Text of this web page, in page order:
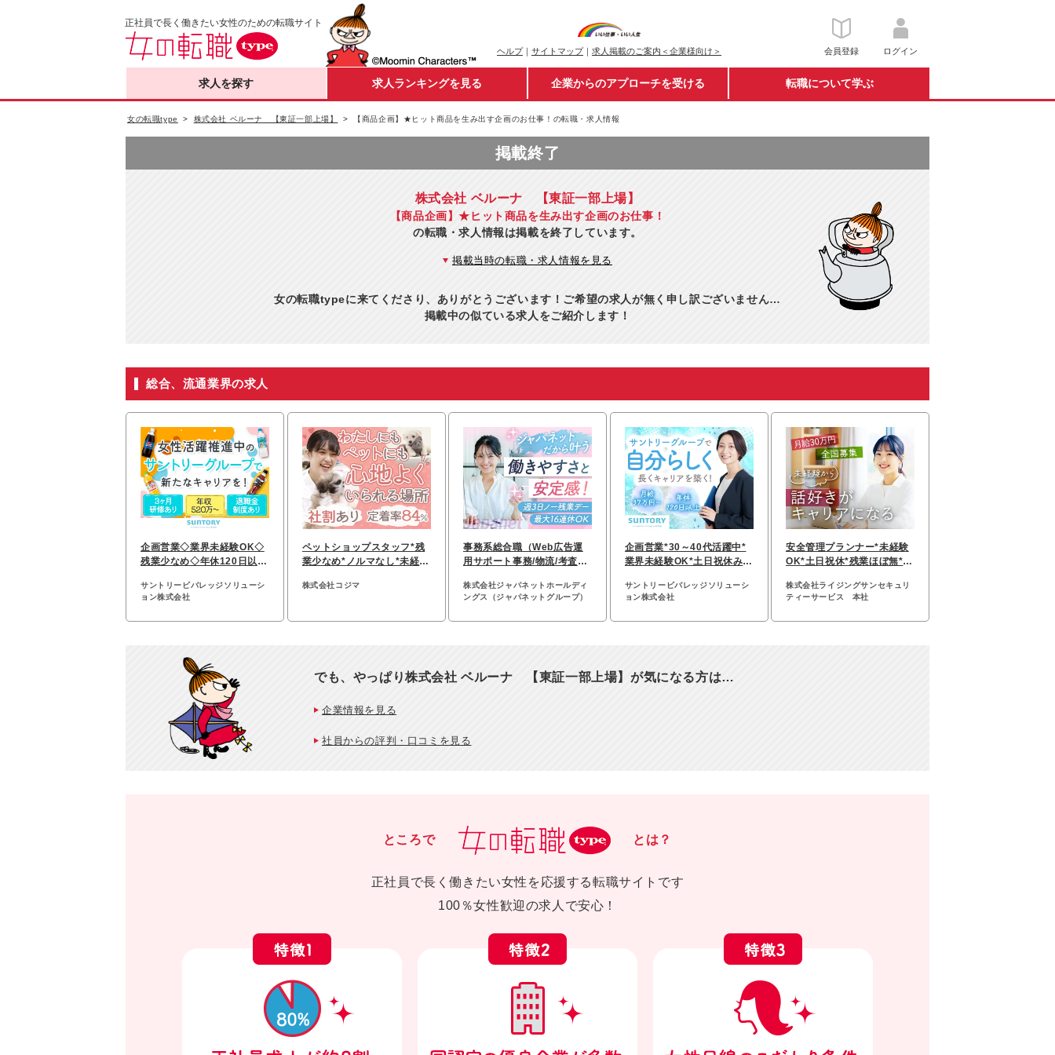
正社員で長く働きたい女性のための転職サイト
ヘルプ｜ サイトマップ｜ 求人掲載のご案内＜企業様向け＞ 会員登録 ログイン
求人を探す 求人ランキングを見る 企業からのアプローチを受ける 転職について学ぶ
女の転職type 株式会社 ベルーナ 【東証一部上場】 【商品企画】★ヒット商品を生み出す企画のお仕事！の転職・求人情報
掲載終了
株式会社 ベルーナ 【東証一部上場】
【商品企画】★ヒット商品を生み出す企画のお仕事！
の転職・求人情報は掲載を終了しています。
掲載当時の転職・求人情報を見る
女の転職typeに来てくださり、ありがとうございます！ご希望の求人が無く申し訳ございません…
掲載中の似ている求人をご紹介します！
総合、流通業界の求人
企画営業◇業界未経験OK◇
残業少なめ◇年休120日以上
サントリービバレッジソリューシ
ョン株式会社
ペットショップスタッフ*残
業少なめ*ノルマなし*未経験
株式会社コジマ
事務系総合職（Web広告運
用サポート事務/物流/考査事
株式会社ジャパネットホールディ
ングス（ジャパネットグループ）
企画営業*30～40代活躍中*
業界未経験OK*土日祝休み*
サントリービバレッジソリューシ
ョン株式会社
安全管理プランナー*未経験
OK*土日祝休*残業ほぼ無*賞
株式会社ライジングサンセキュリ
ティーサービス 本社
でも、やっぱり株式会社 ベルーナ 【東証一部上場】が気になる方は…
企業情報を見る
社員からの評判・口コミを見る
ところで とは？
正社員で長く働きたい女性を応援する転職サイトです
100％女性歓迎の求人で安心！